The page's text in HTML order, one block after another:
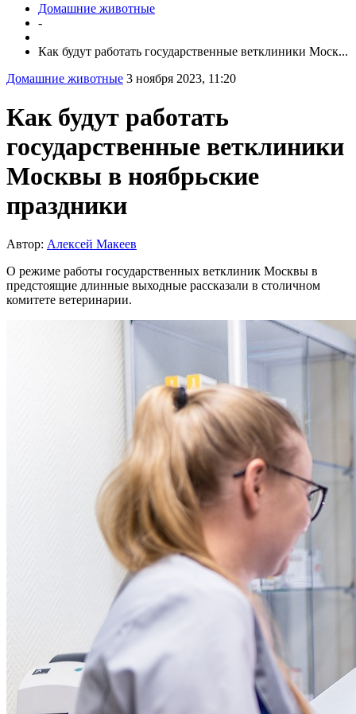
Домашние животные
-
Как будут работать государственные ветклиники Моск...
Домашние животные 3 ноября 2023, 11:20
Как будут работать
государственные ветклиники
Москвы в ноябрьские
праздники
Автор: Алексей Макеев
О режиме работы государственных ветклиник Москвы в
предстоящие длинные выходные рассказали в столичном
комитете ветеринарии.